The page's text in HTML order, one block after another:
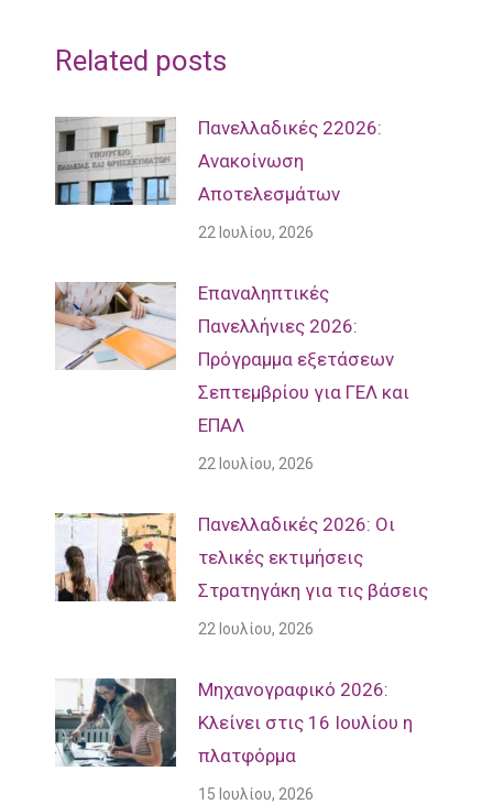
Related posts
Πανελλαδικές 22026:
Ανακοίνωση
Αποτελεσμάτων
22 Ιουλίου, 2026
Επαναληπτικές
Πανελλήνιες 2026:
Πρόγραμμα εξετάσεων
Σεπτεμβρίου για ΓΕΛ και
ΕΠΑΛ
22 Ιουλίου, 2026
Πανελλαδικές 2026: Οι
τελικές εκτιμήσεις
Στρατηγάκη για τις βάσεις
22 Ιουλίου, 2026
Μηχανογραφικό 2026:
Κλείνει στις 16 Ιουλίου η
πλατφόρμα
15 Ιουλίου, 2026